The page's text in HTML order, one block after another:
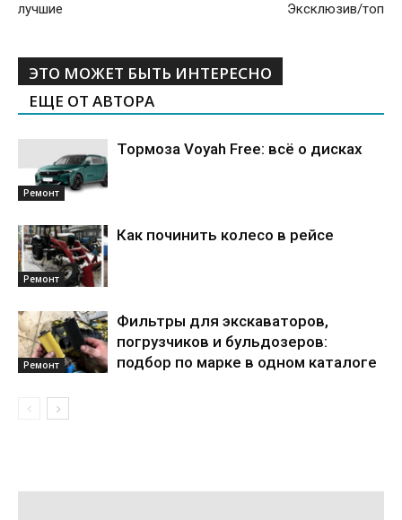
лучшие
Эксклюзив/топ
ЭТО МОЖЕТ БЫТЬ ИНТЕРЕСНО
ЕЩЕ ОТ АВТОРА
Ремонт
Тормоза Voyah Free: всё о дисках
Ремонт
Как починить колесо в рейсе
Ремонт
Фильтры для экскаваторов,
погрузчиков и бульдозеров:
подбор по марке в одном каталоге